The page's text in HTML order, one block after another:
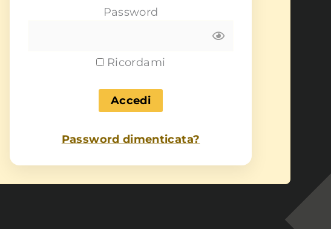
Password
Ricordami
Password dimenticata?